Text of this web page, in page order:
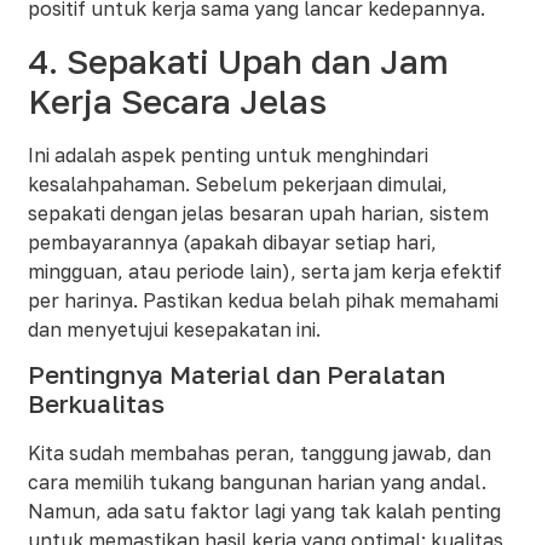
positif untuk kerja sama yang lancar kedepannya.
4. Sepakati Upah dan Jam
Kerja Secara Jelas
Ini adalah aspek penting untuk menghindari
kesalahpahaman. Sebelum pekerjaan dimulai,
sepakati dengan jelas besaran upah harian, sistem
pembayarannya (apakah dibayar setiap hari,
mingguan, atau periode lain), serta jam kerja efektif
per harinya. Pastikan kedua belah pihak memahami
dan menyetujui kesepakatan ini.
Pentingnya Material dan Peralatan
Berkualitas
Kita sudah membahas peran, tanggung jawab, dan
cara memilih tukang bangunan harian yang andal.
Namun, ada satu faktor lagi yang tak kalah penting
untuk memastikan hasil kerja yang optimal: kualitas